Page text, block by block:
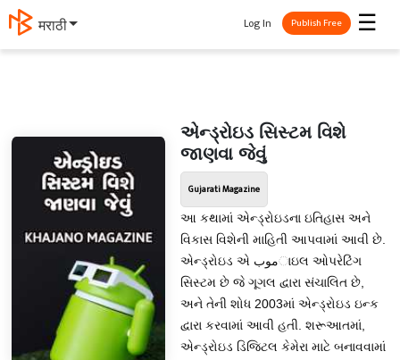
मराठी ☰
Log In Publish Free
એન્ડ્રોઇડ સિસ્ટમ વિશે
જાણવા જેવું
Gujarati Magazine
આ કથામાં એન્ડ્રોઇડના ઇતિહાસ અને
વિકાસ વિશેની માહિતી આપવામાં આવી છે.
એન્ડ્રોઇડ એ موبાઇલ ઓપરેટિંગ
સિસ્ટમ છે જે ગૂગલ દ્વારા સંચાલિત છે,
અને તેની શોધ 2003માં એન્ડ્રોઇડ ઇન્ક
દ્વારા કરવામાં આવી હતી. શરૂઆતમાં,
એન્ડ્રોઇડ ડિજિટલ કેમેરા માટે બનાવવામાં